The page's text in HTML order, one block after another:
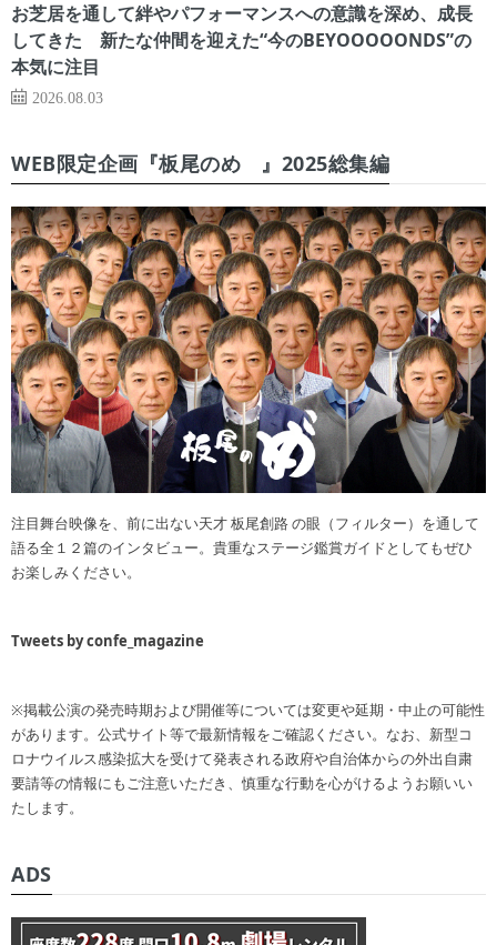
お芝居を通して絆やパフォーマンスへの意識を深め、成長
してきた 新たな仲間を迎えた“今のBEYOOOOONDS”の
本気に注目
2026.08.03
WEB限定企画『板尾のめ゙』2025総集編
注目舞台映像を、前に出ない天才 板尾創路 の眼（フィルター）を通して
語る全１２篇のインタビュー。貴重なステージ鑑賞ガイドとしてもぜひ
お楽しみください。
Tweets by confe_magazine
※掲載公演の発売時期および開催等については変更や延期・中止の可能性
があります。公式サイト等で最新情報をご確認ください。なお、新型コ
ロナウイルス感染拡大を受けて発表される政府や自治体からの外出自粛
要請等の情報にもご注意いただき、慎重な行動を心がけるようお願いい
たします。
ADS